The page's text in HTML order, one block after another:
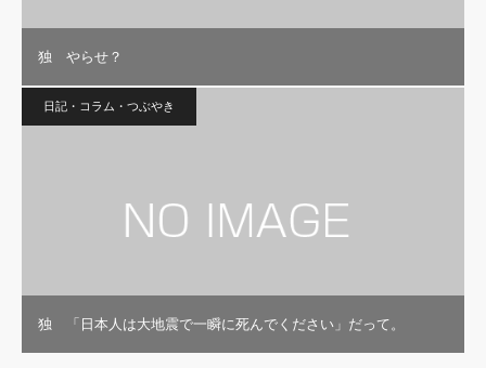
独 やらせ？
日記・コラム・つぶやき
独 「日本人は大地震で一瞬に死んでください」だって。